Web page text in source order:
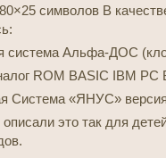
символов В
система Альфа-ДОС
ROM BASIC IBM PC
Система «ЯНУС»
это так для